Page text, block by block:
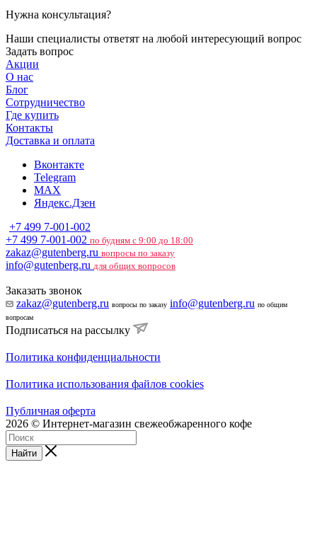
Нужна консультация?
Наши специалисты ответят на любой интересующий вопрос
Задать вопрос
Акции
О нас
Блог
Сотрудничество
Где купить
Контакты
Доставка и оплата
Вконтакте
Telegram
MAX
Яндекс.Дзен
+7 499 7-001-002
+7 499 7-001-002 по будням с 9:00 до 18:00
zakaz@gutenberg.ru вопросы по заказу
info@gutenberg.ru для общих вопросов
Заказать звонок
zakaz@gutenberg.ru вопросы по заказу info@gutenberg.ru по общим
вопросам
Подписаться на рассылку
Политика конфиденциальности
Политика использования файлов cookies
Публичная оферта
2026 © Интернет-магазин свежеобжаренного кофе
Найти